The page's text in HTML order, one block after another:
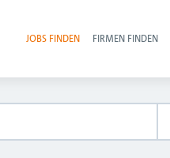
JOBS FINDEN FIRMEN FINDEN